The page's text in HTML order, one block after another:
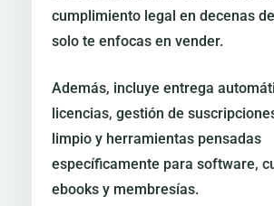
cumplimiento legal en decenas
solo te enfocas en vender.
Además, incluye entrega
licencias, gestión de
limpio y herramientas pensadas
específicamente para software,
ebooks y membresías.